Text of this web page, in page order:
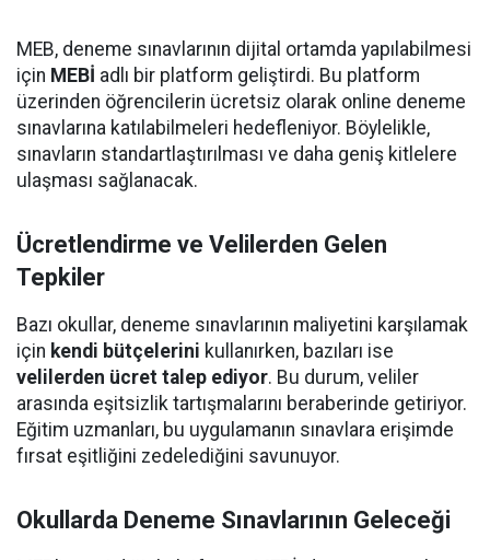
MEB, deneme sınavlarının dijital ortamda yapılabilmesi
için MEBİ adlı bir platform geliştirdi. Bu platform
üzerinden öğrencilerin ücretsiz olarak online deneme
sınavlarına katılabilmeleri hedefleniyor. Böylelikle,
sınavların standartlaştırılması ve daha geniş kitlelere
ulaşması sağlanacak.
Ücretlendirme ve Velilerden Gelen
Tepkiler
Bazı okullar, deneme sınavlarının maliyetini karşılamak
için kendi bütçelerini kullanırken, bazıları ise
velilerden ücret talep ediyor. Bu durum, veliler
arasında eşitsizlik tartışmalarını beraberinde getiriyor.
Eğitim uzmanları, bu uygulamanın sınavlara erişimde
fırsat eşitliğini zedelediğini savunuyor.
Okullarda Deneme Sınavlarının Geleceği